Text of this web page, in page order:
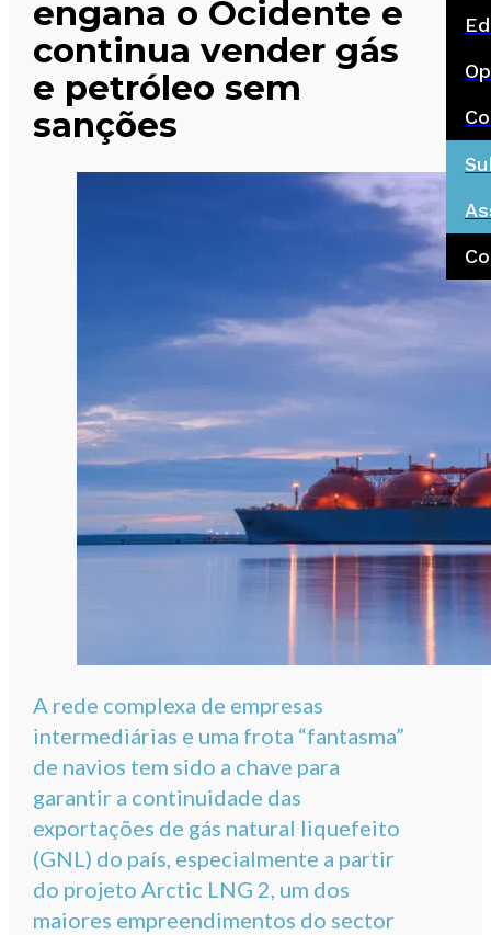
engana o Ocidente e
continua vender gás
e petróleo sem
sanções
A rede complexa de empresas
intermediárias e uma frota “fantasma”
de navios tem sido a chave para
garantir a continuidade das
exportações de gás natural liquefeito
(GNL) do país, especialmente a partir
do projeto Arctic LNG 2, um dos
maiores empreendimentos do sector